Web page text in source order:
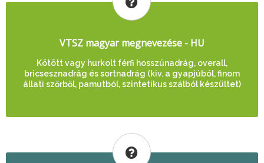
VTSZ magyar megnevezése - HU
Kötött vagy hurkolt férfi hosszúnadrág, overall,
bricsesznadrág és sortnadrág (kiv. a gyapjúból, finom
állati szőrből, pamutból, szintetikus szálból készültet)